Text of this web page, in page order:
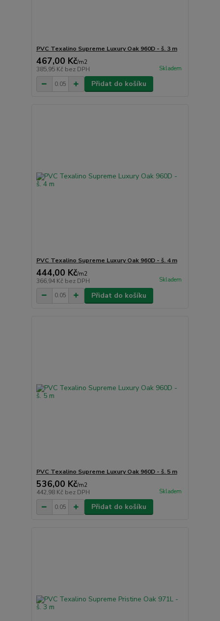
PVC Texalino Supreme Luxury Oak 960D - š. 3 m
467,00 Kč/m2
385,95 Kč bez DPH Skladem
Přidat do košíku
PVC Texalino Supreme Luxury Oak 960D - š. 4 m
444,00 Kč/m2
366,94 Kč bez DPH Skladem
Přidat do košíku
PVC Texalino Supreme Luxury Oak 960D - š. 5 m
536,00 Kč/m2
442,98 Kč bez DPH Skladem
Přidat do košíku